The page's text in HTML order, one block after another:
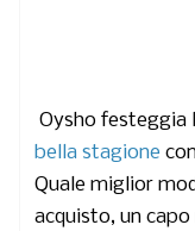
Oysho
bella stagione
Quale miglior
acquisto, un